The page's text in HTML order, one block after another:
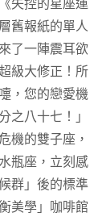
舊報紙的單人
了一陣震耳欲
級大修正！所
，您的戀愛機
之八十七！」
機的雙子座，
瓶座，立刻感
群」後的標準
美學」咖啡館